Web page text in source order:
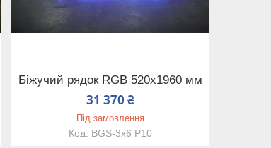
Біжучий рядок RGB 520х1960 мм
31 370 ₴
Під замовлення
BGS-3x6 P10